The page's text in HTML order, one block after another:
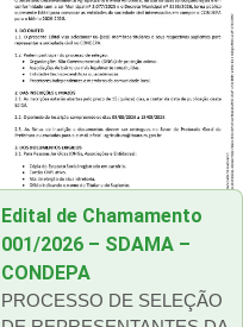
Edital de Chamamento
001/2026 – SDAMA –
CONDEPA
PROCESSO DE SELEÇÃO